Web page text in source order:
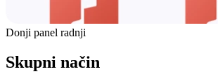
Donji panel radnji
Skupni način